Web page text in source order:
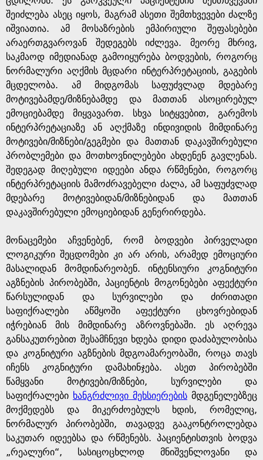
შეიძლება ასეც იყოს, მაგრამ ასეთი შემთხვევები ძალზე
იშვიათია. ამ მოსაზრების ემპირიული შეფასებები
არაერთგვაროვან შედეგებს იძლევა. მეორე მხრივ,
საკმაოდ იმედიანად გამოიყურება ბოდვების, როგორც
ნორმალური აღქმის მცდარი ინტერპრეტაციის, გაგების
მცდელობა. ამ მიდგომას საფუძვლად მდებარე
მოტივებამდე/მიზნებამდე და მათთან ასოცირებულ
ემოციებამდე მიყვავართ. სხვა სიტყვებით, გარემოს
ინტერპრეტაციაზე ან აღქმაზე ინდივიდის მიმდინარე
მოტივები/მიზნები/გეგმები და მათთან დაკავშირებული
პრობლემები და მოთხოვნილებები ახდენენ გავლენას.
შედეგად მიღებული იდეები ანდა რწმენები, როგორც
ინტერპრეტაციის მამოძრავებელი ძალა, ამ საფუძვლად
მდებარე მოტივებიდან/მიზნებიდან და მათთან
დაკავშირებული ემოციებიდან გენერირდება.
მონაცემები აჩვენებენ, რომ ბოდვები პირველადი
ლოგიკური შეცდომები კი არ არის, არამედ ემოციური
მასალიდან მომდინარეობენ. ინტენსიური კოგნიტური
აგზნების პირობებში, პაციენტის მოგონებები აფექტური
წარსულიდან და სურვილები და ძირითადი
საფიქრალები აწმყოში აფექტური ცხოვრებიდან
იჭრებიან მის მიმდინარე აზროვნებაში. ეს აღრევა
განსაკუთრებით შესამჩნევი ხდება დიდი დაძაბულობისა
და კოგნიტური აგზნების მდგოამარეობაში, როცა თავს
იჩენს კოგნიტური დამახინჯება. ასეთ პირობებში
წამყვანი მოტივები/მიზნები, სურვილები და
საფიქრალები ხანგრძლივი მეხსიერების მდგენელებზეც
მოქმედებს და მიკერძოებულს ხდის, რომელიც,
ნორმალურ პირობებში, თავადვე გააკონტროლებდა
საკუთარ იდეებსა და რწმენებს. პაციენტისთვის ბოდვა
„რეალური“, სასიცოცხლოდ მნიშვენლოვანი და